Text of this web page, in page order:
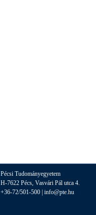
Pécsi Tudományegyetem
H-7622 Pécs, Vasvári Pál utca 4.
+36-72/501-500 | info@pte.hu